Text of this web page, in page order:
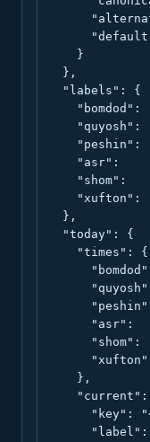
    }
  },
  "labels": {
"bomdod":
"quyosh":
"peshin":
"asr":
"shom":
"xufton":
  },
  "today": {
    "times": {
"asr":
"shom":
    },
"current":
"key":